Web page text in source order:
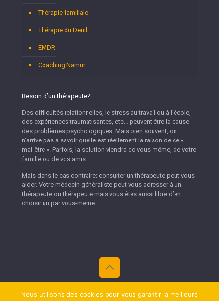
Thérapie familiale
Thérapie du Deuil
EMDR
Coaching Namur
Besoin d’un thérapeute?
Des difficultés relationnelles, le stress au travail ou à l’école,
des expériences traumatisantes, etc… peuvent être la cause
des problèmes psychologiques. Mais bien souvent, on
n’arrive pas à savoir quelle est réellement la raison de ce «
mal-être ». Parfois, la solution viendra de vous-même, de votre
famille ou de vos amis.
Mais dans le cas contraire; consulter un thérapeute peut vous
aider. Votre médecin généraliste peut vous adresser à un
thérapeute ou thérapeute mais vous êtes aussi libre d’en
choisir un par vous-même.
Privium – Des services qui soutiennent vos soins. Pour
Nous utilisons des cookies pour vous garantir la meilleure